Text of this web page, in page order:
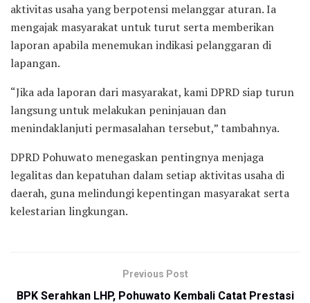
aktivitas usaha yang berpotensi melanggar aturan. Ia
mengajak masyarakat untuk turut serta memberikan
laporan apabila menemukan indikasi pelanggaran di
lapangan.
“Jika ada laporan dari masyarakat, kami DPRD siap turun
langsung untuk melakukan peninjauan dan
menindaklanjuti permasalahan tersebut,” tambahnya.
DPRD Pohuwato menegaskan pentingnya menjaga
legalitas dan kepatuhan dalam setiap aktivitas usaha di
daerah, guna melindungi kepentingan masyarakat serta
kelestarian lingkungan.
Previous Post
BPK Serahkan LHP, Pohuwato Kembali Catat Prestasi